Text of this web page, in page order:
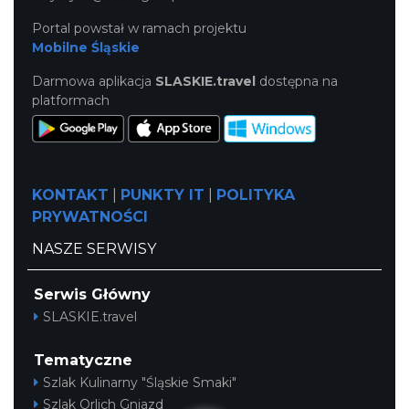
Portal powstał w ramach projektu
Mobilne Śląskie
Darmowa aplikacja SLASKIE.travel dostępna na
platformach
KONTAKT PUNKTY IT
POLITYKA
PRYWATNOŚCI
NASZE SERWISY
Serwis Główny
SLASKIE.travel
Tematyczne
Szlak Kulinarny "Śląskie Smaki"
Szlak Orlich Gniazd